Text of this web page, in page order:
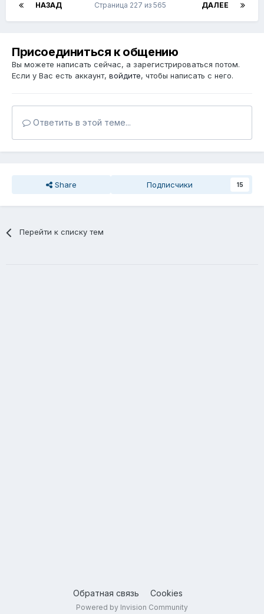
НАЗАД ДАЛЕЕ
Страница 227 из 565
Присоединиться к общению
Вы можете написать сейчас, а зарегистрироваться потом.
Если у Вас есть аккаунт, войдите, чтобы написать с него.
Ответить в этой теме...
Share Подписчики 15
Перейти к списку тем
Обратная связь Cookies
Powered by Invision Community